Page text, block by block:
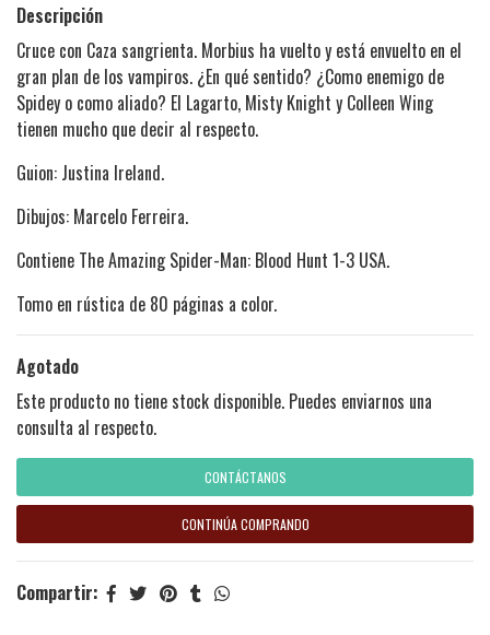
Descripción
Cruce con Caza sangrienta. Morbius ha vuelto y está envuelto en el
gran plan de los vampiros. ¿En qué sentido? ¿Como enemigo de
Spidey o como aliado? El Lagarto, Misty Knight y Colleen Wing
tienen mucho que decir al respecto.
Guion: Justina Ireland.
Dibujos: Marcelo Ferreira.
Contiene The Amazing Spider-Man: Blood Hunt 1-3 USA.
Tomo en rústica de 80 páginas a color.
Agotado
Este producto no tiene stock disponible. Puedes enviarnos una
consulta al respecto.
CONTÁCTANOS
CONTINÚA COMPRANDO
Compartir: